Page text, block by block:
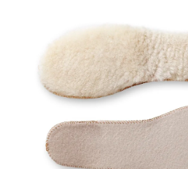
Doprava a platba Hodnocení obchodu
Moje objednávka
FAQ